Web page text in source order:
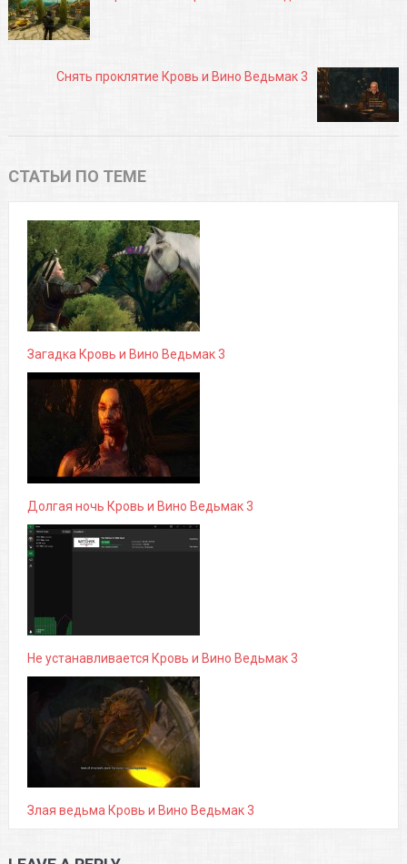
Снять проклятие Кровь и Вино Ведьмак 3
СТАТЬИ ПО ТЕМЕ
Загадка Кровь и Вино Ведьмак 3
Долгая ночь Кровь и Вино Ведьмак 3
Не устанавливается Кровь и Вино Ведьмак 3
Злая ведьма Кровь и Вино Ведьмак 3